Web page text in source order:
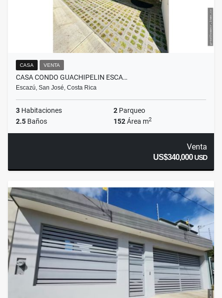
CASA VENTA
CASA CONDO GUACHIPELIN ESCA…
Escazú, San José, Costa Rica
3 Habitaciones 2 Parqueo
2.5 Baños 152Área m2
Venta
US$340,000USD